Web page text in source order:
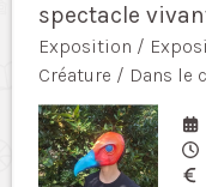
spectacle
Exposition /
Créature / Dans le